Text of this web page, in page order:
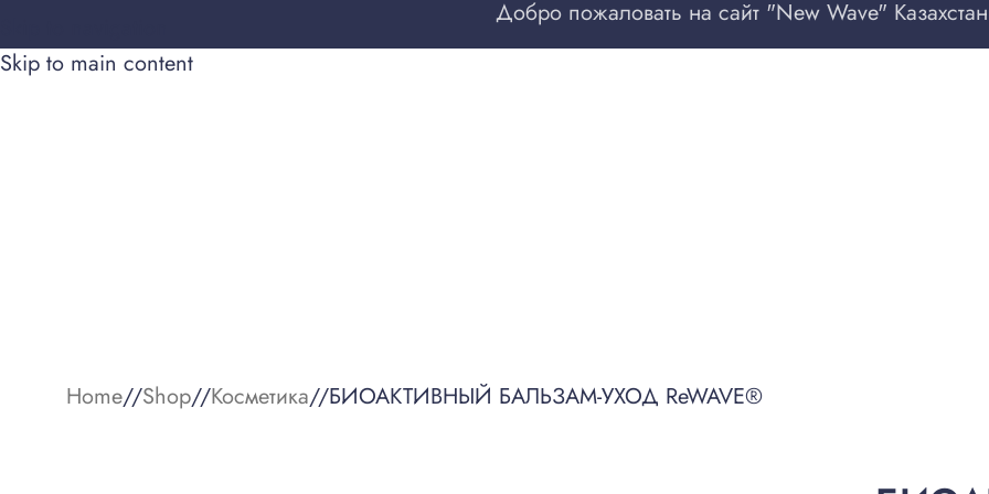
Skip to main content
Добро пожаловать на сайт "New Wave" Казахстан
Home/ Shop/ Косметика/ БИОАКТИВНЫЙ БАЛЬЗАМ-УХОД ReWAVE®